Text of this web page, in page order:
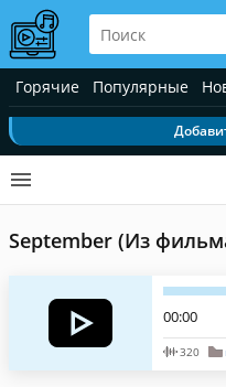
Горячие Популярные
September (Из
00:00
320